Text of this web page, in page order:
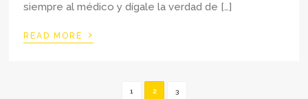
siempre al médico y dígale la verdad de […]
READ MORE ›
1 2 3